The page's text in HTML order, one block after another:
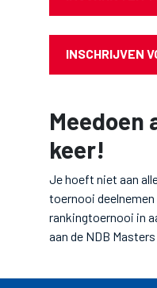
INSCHRIJVEN
Meedoen
keer!
Je hoeft niet aan
toernooi
rankingtoernooi in
aan de NDB